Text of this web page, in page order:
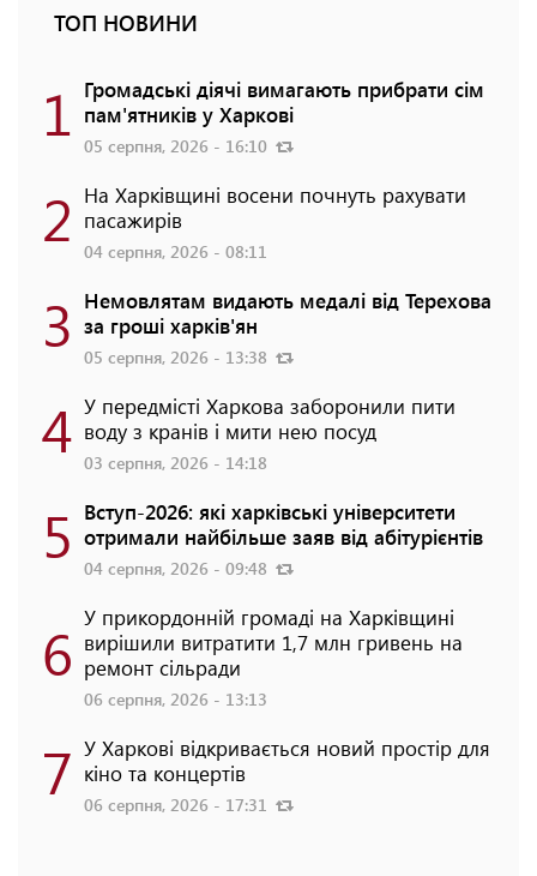
ТОП НОВИНИ
1 Громадські діячі вимагають прибрати сім
пам'ятників у Харкові
05 серпня, 2026 - 16:10
2 На Харківщині восени почнуть рахувати
пасажирів
04 серпня, 2026 - 08:11
3 Немовлятам видають медалі від Терехова
за гроші харків'ян
05 серпня, 2026 - 13:38
4 У передмісті Харкова заборонили пити
воду з кранів і мити нею посуд
03 серпня, 2026 - 14:18
5 Вступ-2026: які харківські університети
отримали найбільше заяв від абітурієнтів
04 серпня, 2026 - 09:48
6 У прикордонній громаді на Харківщині
вирішили витратити 1,7 млн гривень на
ремонт сільради
06 серпня, 2026 - 13:13
7 У Харкові відкривається новий простір для
кіно та концертів
06 серпня, 2026 - 17:31